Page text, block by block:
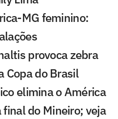
MG feminino:
provoca zebra
Copa do Brasil
elimina o América
do Mineiro; veja